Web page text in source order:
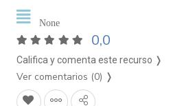
None
0,0
Califica y comenta este recurso ❭
Ver comentarios (0) ❭